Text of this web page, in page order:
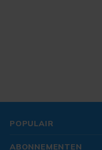
POPULAIR
ABONNEMENTEN